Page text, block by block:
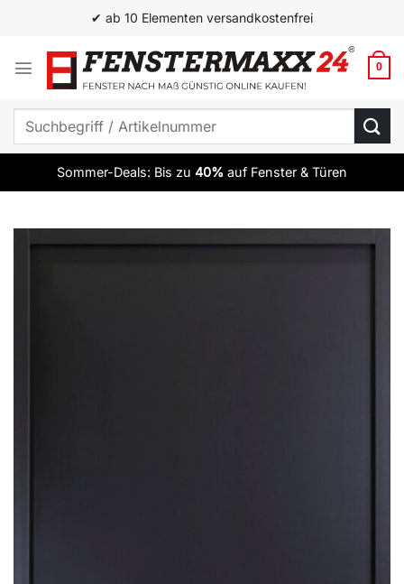
springen
✔ ab 10 Elementen versandkostenfrei
0
Suchen
Sommer-Deals: Bis zu 40% auf Fenster & Türen